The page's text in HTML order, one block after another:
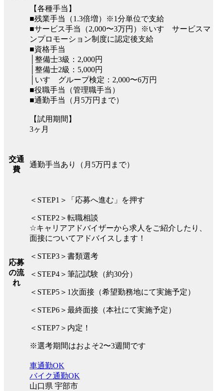
【各種手当】
■残業手当（1.3倍増）※1分単位で支給
■サービス手当（2,000〜3万円）※いすゞサービスマ
ンプロモーション制度に認定後支給
■資格手当
│整備士3級：2,000円
│整備士2級：5,000円
│いすゞグループ検定：2,000〜6万円
■役職手当（管理職手当）
■通勤手当（月5万円まで）
【試用期間】
3ヶ月
交通
費
通勤手当あり（月5万円まで）
応募
の流
れ
＜STEP1＞「応募へ進む」を押す
＜STEP2＞転職相談
☆キャリアアドバイザーから求人をご紹介したり、
面接についてアドバイスします！
＜STEP3＞書類選考
＜STEP4＞筆記試験（約30分）
＜STEP5＞1次面接（希望勤務地にて実施予定）
＜STEP6＞最終面接（本社にて実施予定）
＜STEP7＞内定！
※選考期間はおよそ2〜3週間です
車通勤OK
バイク通勤OK
山口県 宇部市